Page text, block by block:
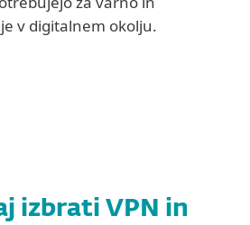
v digitalnem okolju.
izbrati VPN in